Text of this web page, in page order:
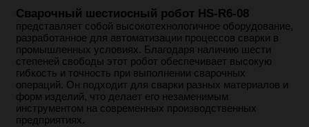
Сварочный шестиосный робот HS-R6-08
представляет собой высокотехнологичное оборудование,
разработанное для автоматизации процессов сварки в
промышленных условиях. Благодаря наличию шести
степеней свободы этот робот обеспечивает высокую
гибкость и точность при выполнении сварочных
операций. Он подходит для сварки разных материалов и
форм изделий, что делает его незаменимым
инструментом на современных производственных
предприятиях.